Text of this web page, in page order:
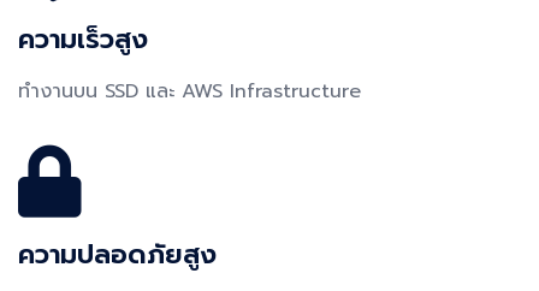
ความเร็วสูง
ทำงานบน SSD และ AWS Infrastructure
ความปลอดภัยสูง